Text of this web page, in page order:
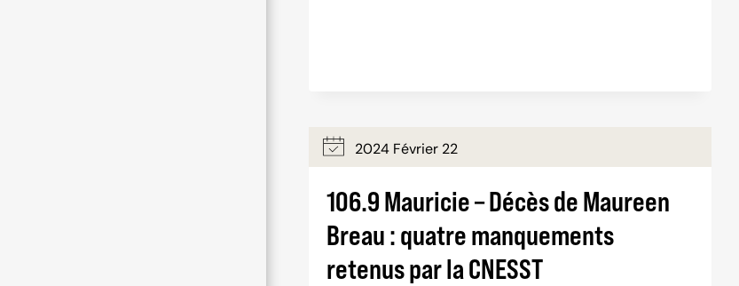
2024 Février 22
106.9 Mauricie – Décès de Maureen
Breau : quatre manquements
retenus par la CNESST